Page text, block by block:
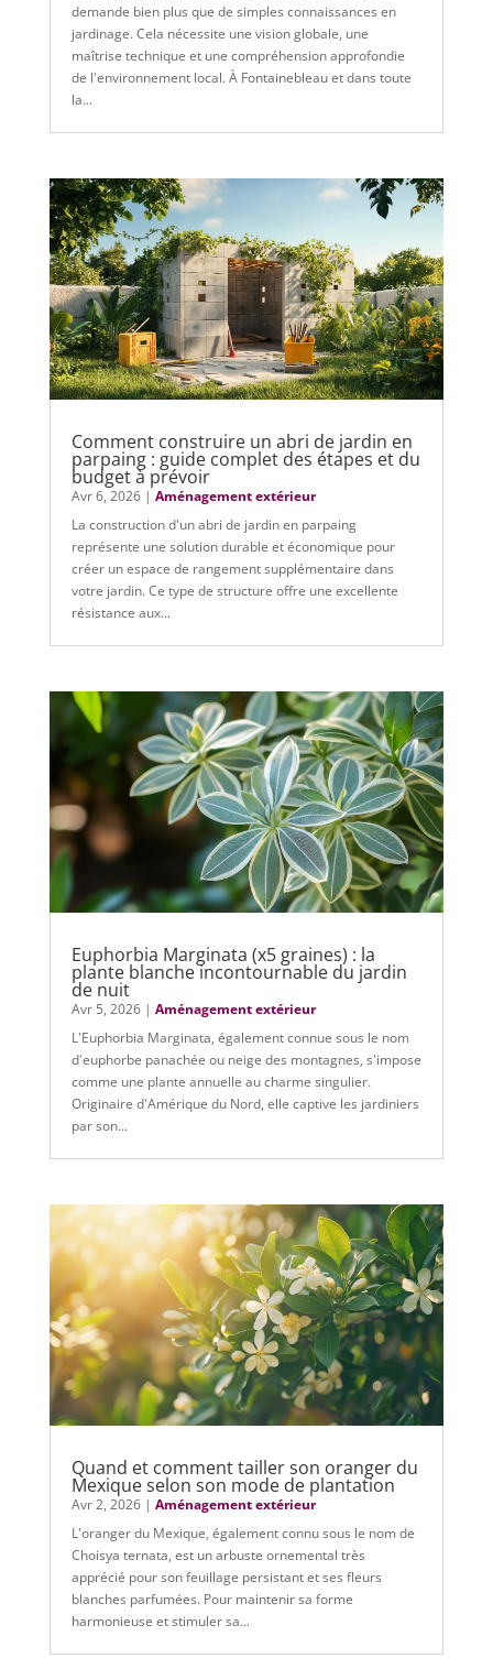
demande bien plus que de simples connaissances en
jardinage. Cela nécessite une vision globale, une
maîtrise technique et une compréhension approfondie
de l'environnement local. À Fontainebleau et dans toute
la...
Comment construire un abri de jardin en
parpaing : guide complet des étapes et du
budget à prévoir
Avr 6, 2026| Aménagement extérieur
La construction d'un abri de jardin en parpaing
représente une solution durable et économique pour
créer un espace de rangement supplémentaire dans
votre jardin. Ce type de structure offre une excellente
résistance aux...
Euphorbia Marginata (x5 graines) : la
plante blanche incontournable du jardin
de nuit
Avr 5, 2026| Aménagement extérieur
L'Euphorbia Marginata, également connue sous le nom
d'euphorbe panachée ou neige des montagnes, s'impose
comme une plante annuelle au charme singulier.
Originaire d'Amérique du Nord, elle captive les jardiniers
par son...
Quand et comment tailler son oranger du
Mexique selon son mode de plantation
Avr 2, 2026| Aménagement extérieur
L'oranger du Mexique, également connu sous le nom de
Choisya ternata, est un arbuste ornemental très
apprécié pour son feuillage persistant et ses fleurs
blanches parfumées. Pour maintenir sa forme
harmonieuse et stimuler sa...